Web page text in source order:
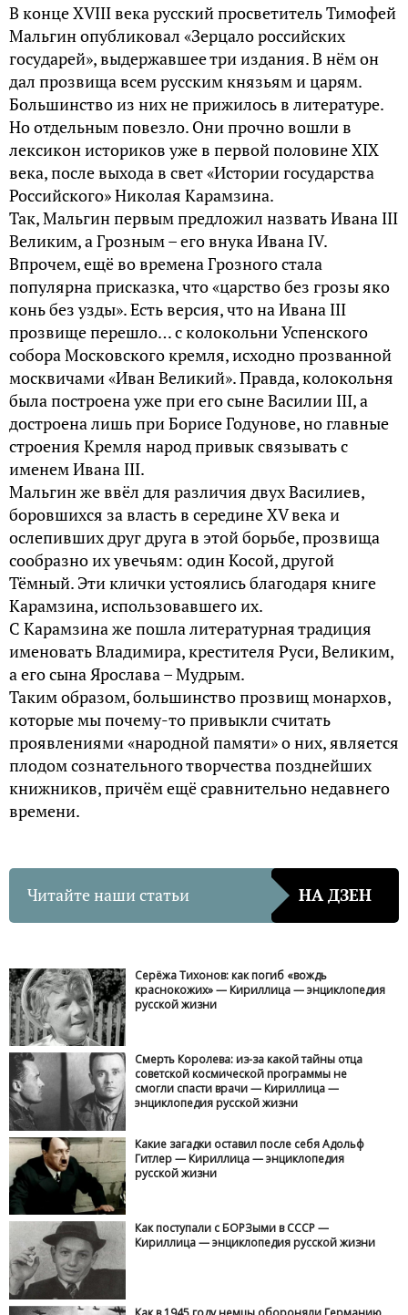
В конце XVIII века русский просветитель Тимофей
Мальгин опубликовал «Зерцало российских
государей», выдержавшее три издания. В нём он
дал прозвища всем русским князьям и царям.
Большинство из них не прижилось в литературе.
Но отдельным повезло. Они прочно вошли в
лексикон историков уже в первой половине XIX
века, после выхода в свет «Истории государства
Российского» Николая Карамзина.
Так, Мальгин первым предложил назвать Ивана III
Великим, а Грозным – его внука Ивана IV.
Впрочем, ещё во времена Грозного стала
популярна присказка, что «царство без грозы яко
конь без узды». Есть версия, что на Ивана III
прозвище перешло… с колокольни Успенского
собора Московского кремля, исходно прозванной
москвичами «Иван Великий». Правда, колокольня
была построена уже при его сыне Василии III, а
достроена лишь при Борисе Годунове, но главные
строения Кремля народ привык связывать с
именем Ивана III.
Мальгин же ввёл для различия двух Василиев,
боровшихся за власть в середине XV века и
ослепивших друг друга в этой борьбе, прозвища
сообразно их увечьям: один Косой, другой
Тёмный. Эти клички устоялись благодаря книге
Карамзина, использовавшего их.
С Карамзина же пошла литературная традиция
именовать Владимира, крестителя Руси, Великим,
а его сына Ярослава – Мудрым.
Таким образом, большинство прозвищ монархов,
которые мы почему-то привыкли считать
проявлениями «народной памяти» о них, является
плодом сознательного творчества позднейших
книжников, причём ещё сравнительно недавнего
времени.
Читайте наши статьи НА ДЗЕН
Серёжа Тихонов: как погиб «вождь
краснокожих» — Кириллица — энциклопедия
русской жизни
Смерть Королева: из-за какой тайны отца
советской космической программы не
смогли спасти врачи — Кириллица —
энциклопедия русской жизни
Какие загадки оставил после себя Адольф
Гитлер — Кириллица — энциклопедия
русской жизни
Как поступали с БОРЗыми в СССР —
Кириллица — энциклопедия русской жизни